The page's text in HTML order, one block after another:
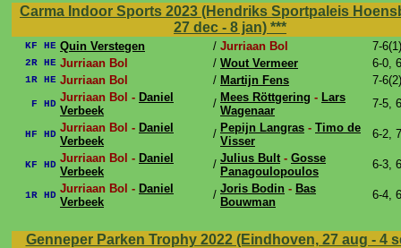
Carma Indoor Sports 2023 (Hendriks Sportpaleis
27 dec - 8 jan) ***
KF HE Quin Verstegen / Jurriaan Bol 7-
2R HE Jurriaan Bol / Wout Vermeer 6-0,
1R HE Jurriaan Bol / Martijn Fens 7-
F HD Jurriaan Bol - Daniel
Verbeek
/ Mees Röttgering - Lars
Wagenaar
7-5,
HF HD Jurriaan Bol - Daniel
Verbeek
/ Pepijn Langras - Timo de
Visser
6-2,
KF HD Jurriaan Bol - Daniel
Verbeek
/ Julius Bult- Gosse
Panagoulopoulos
6-3,
1R HD Jurriaan Bol - Daniel
Verbeek
/ Joris Bodin - Bas
Bouwman
6-4,
Genneper Parken Trophy 2022 (Eindhoven, 27 aug - 4